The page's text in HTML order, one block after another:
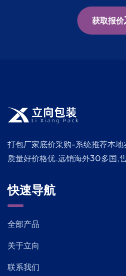
获取报价
打包厂家底价采购-系统推荐本
质量好价格优.远销海外30多国,售
快速导航
全部产品
关于立向
联系我们